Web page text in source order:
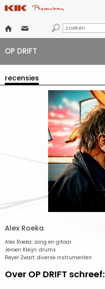
  
OP DRIFT
recensies
Alex Roeka
Alex Roeka: zang en gitaar
Jeroen Kleijn: drums
Reyer Zwart: diverse instrumenten
Over OP DRIFT schreef: